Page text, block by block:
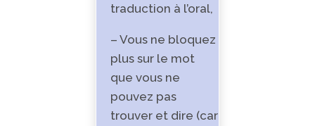
traduction à l’oral,
– Vous ne bloquez
plus sur le mot
que vous ne
pouvez pas
trouver et dire (car